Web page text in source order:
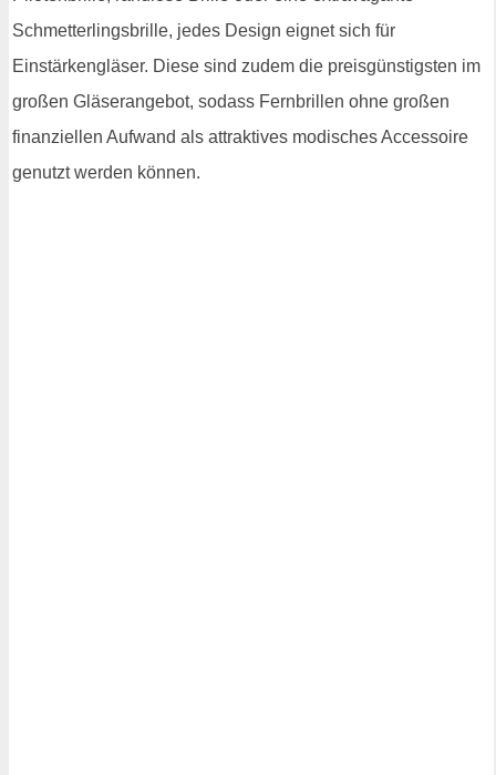
Schmetterlingsbrille, jedes Design eignet sich für
Einstärkengläser. Diese sind zudem die preisgünstigsten im
großen Gläserangebot, sodass Fernbrillen ohne großen
finanziellen Aufwand als attraktives modisches Accessoire
genutzt werden können.